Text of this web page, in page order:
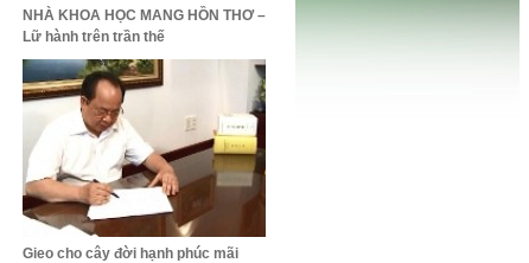
NHÀ KHOA HỌC MANG HỒN THƠ –
Lữ hành trên trần thế
Gieo cho cây đời hạnh phúc mãi